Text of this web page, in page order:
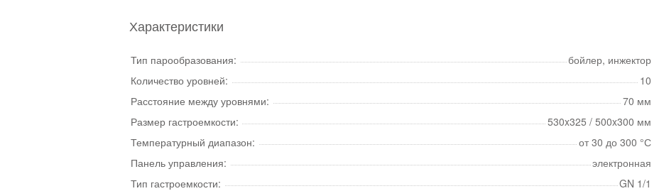
Характеристики
Тип парообразования:
бойлер, инжектор
Количество уровней:
10
Расстояние между уровнями:
70 мм
Размер гастроемкости:
530x325 / 500x300 мм
Температурный диапазон:
от 30 до 300 °С
Панель управления:
электронная
Тип гастроемкости:
GN 1/1